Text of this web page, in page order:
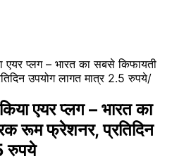
प्लग – भारत का सबसे किफायती
उपयोग लागत मात्र 2.5 रुपये
एयर प्लग – भारत का
रूम फ्रेशनर, प्रतिदिन
रुपये